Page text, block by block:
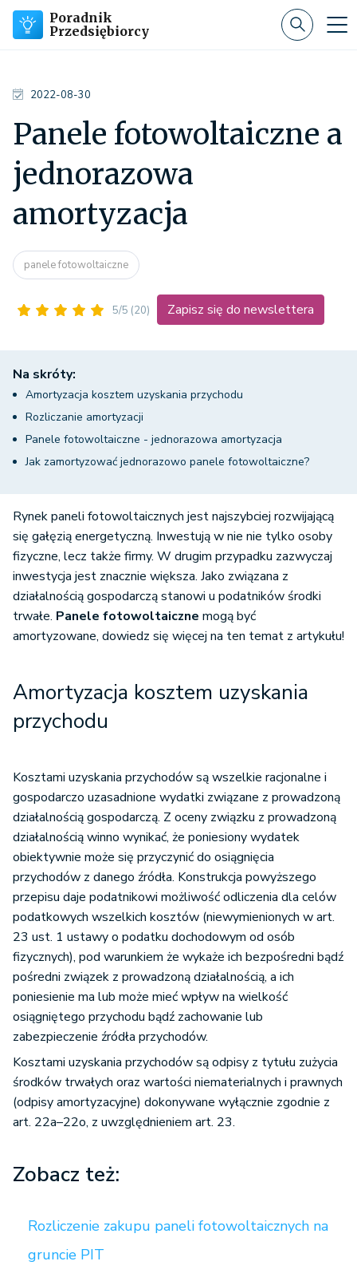
Poradnik
Przedsiębiorcy
2022-08-30
Panele fotowoltaiczne a
jednorazowa
amortyzacja
panele fotowoltaiczne
5/5 (20) Zapisz się do newslettera
Na skróty:
Amortyzacja kosztem uzyskania przychodu
Rozliczanie amortyzacji
Panele fotowoltaiczne - jednorazowa amortyzacja
Jak zamortyzować jednorazowo panele fotowoltaiczne?
Rynek paneli fotowoltaicznych jest najszybciej rozwijającą
się gałęzią energetyczną. Inwestują w nie nie tylko osoby
fizyczne, lecz także firmy. W drugim przypadku zazwyczaj
inwestycja jest znacznie większa. Jako związana z
działalnością gospodarczą stanowi u podatników środki
trwałe. Panele fotowoltaiczne mogą być
amortyzowane, dowiedz się więcej na ten temat z artykułu!
Amortyzacja kosztem uzyskania
przychodu
Kosztami uzyskania przychodów są wszelkie racjonalne i
gospodarczo uzasadnione wydatki związane z prowadzoną
działalnością gospodarczą. Z oceny związku z prowadzoną
działalnością winno wynikać, że poniesiony wydatek
obiektywnie może się przyczynić do osiągnięcia
przychodów z danego źródła. Konstrukcja powyższego
przepisu daje podatnikowi możliwość odliczenia dla celów
podatkowych wszelkich kosztów (niewymienionych w art.
23 ust. 1 ustawy o podatku dochodowym od osób
fizycznych), pod warunkiem że wykaże ich bezpośredni bądź
pośredni związek z prowadzoną działalnością, a ich
poniesienie ma lub może mieć wpływ na wielkość
osiągniętego przychodu bądź zachowanie lub
zabezpieczenie źródła przychodów.
Kosztami uzyskania przychodów są odpisy z tytułu zużycia
środków trwałych oraz wartości niematerialnych i prawnych
(odpisy amortyzacyjne) dokonywane wyłącznie zgodnie z
art. 22a–22o, z uwzględnieniem art. 23.
Zobacz też:
Rozliczenie zakupu paneli fotowoltaicznych na
gruncie PIT